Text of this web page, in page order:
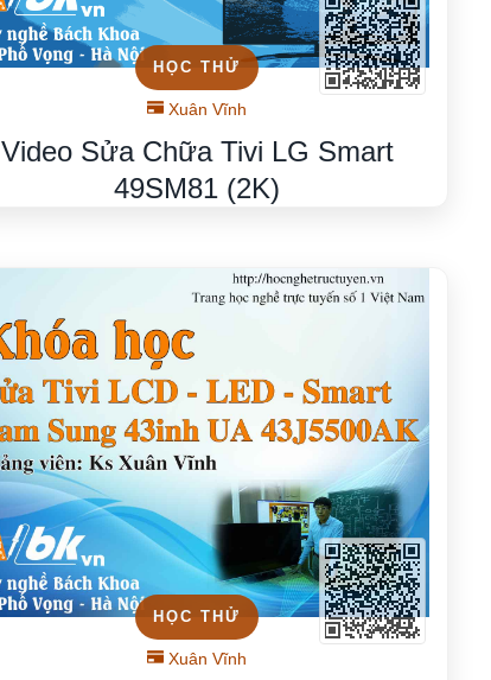
HỌC THỬ
Xuân Vĩnh
Video Sửa Chữa Tivi LG Smart
49SM81 (2K)
HỌC THỬ
Xuân Vĩnh